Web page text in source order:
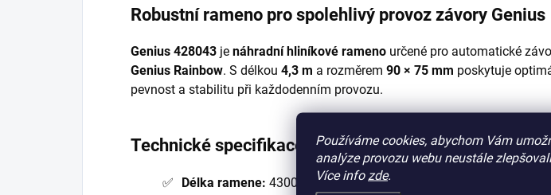
Používáme cookies, abychom Vám
analýze provozu webu neustále
Více info zde.
Robustní rameno pro spolehlivý provoz závory Genius
Genius 428043 je náhradní hliníkové rameno určené pro automatické
Genius Rainbow. S délkou 4,3 m a rozměrem 90 × 75 mm poskytuje
pevnost a stabilitu při každodenním provozu.
Technické specifikace
Délka ramene: 4300 mm